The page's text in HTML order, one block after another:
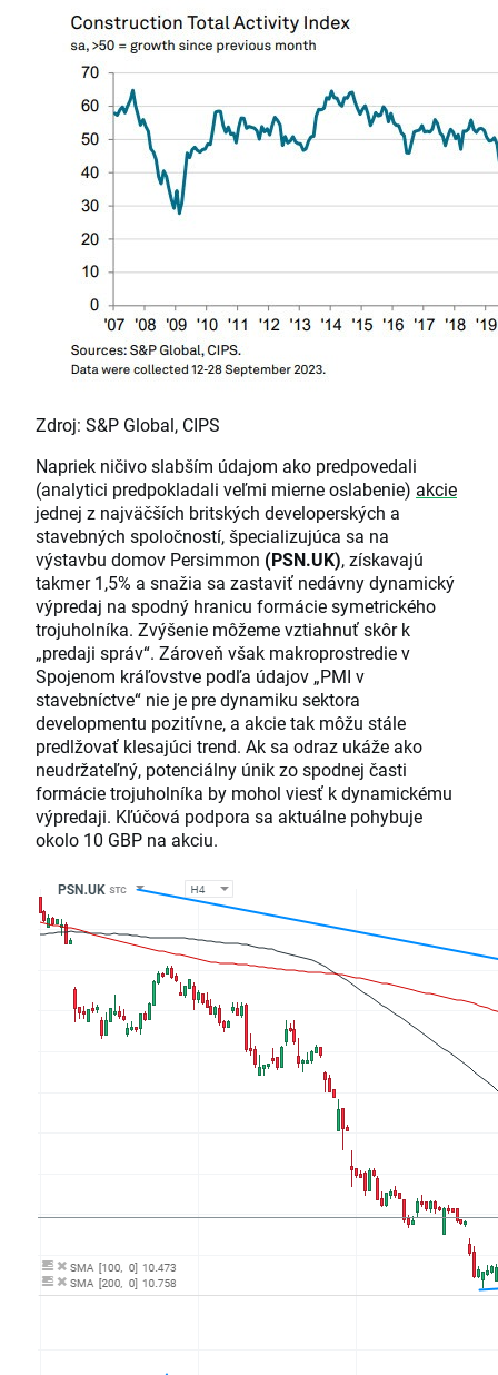
Zdroj: S&P Global, CIPS
Napriek ničivo slabším údajom ako predpovedali
(analytici predpokladali veľmi mierne oslabenie) akcie
jednej z najväčších britských developerských a
stavebných spoločností, špecializujúca sa na
výstavbu domov Persimmon (PSN.UK), získavajú
takmer 1,5% a snažia sa zastaviť nedávny dynamický
výpredaj na spodný hranicu formácie symetrického
trojuholníka. Zvýšenie môžeme vztiahnuť skôr k
„predaji správ“. Zároveň však makroprostredie v
Spojenom kráľovstve podľa údajov „PMI v
stavebníctve“ nie je pre dynamiku sektora
developmentu pozitívne, a akcie tak môžu stále
predlžovať klesajúci trend. Ak sa odraz ukáže ako
neudržateľný, potenciálny únik zo spodnej časti
formácie trojuholníka by mohol viesť k dynamickému
výpredaji. Kľúčová podpora sa aktuálne pohybuje
okolo 10 GBP na akciu.